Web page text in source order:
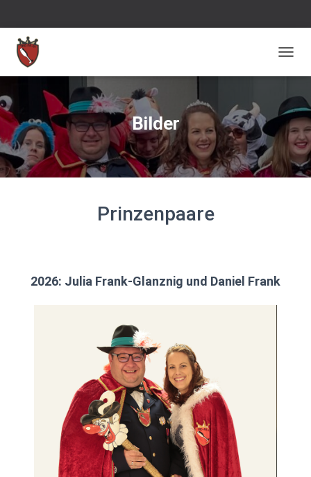
Bilder
Prinzenpaare
2026: Julia Frank-Glanznig und Daniel Frank